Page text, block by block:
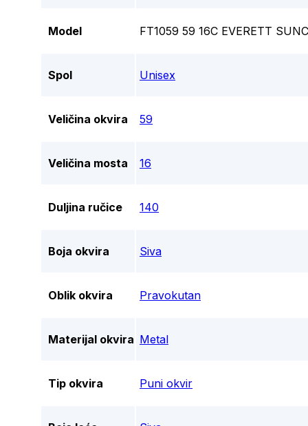
Model FT1059 59 16C EVERETT
Spol Unisex
Veličina okvira 59
Veličina mosta 16
Duljina ručice 140
Boja okvira Siva
Oblik okvira Pravokutan
Materijal okvira Metal
Tip okvira Puni okvir